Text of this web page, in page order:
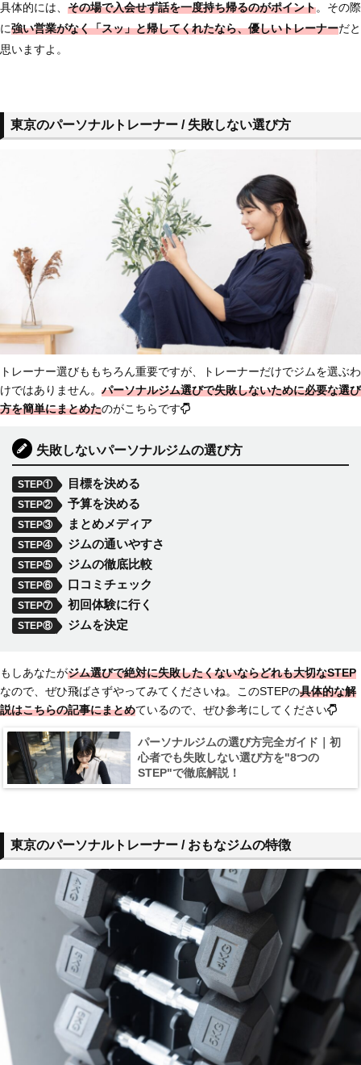
具体的には、 その場で入会せず話を一度持ち帰るのがポイント。その際
に強い営業がなく「スッ」と帰してくれたなら、優しいトレーナーだと
思いますよ。
東京のパーソナルトレーナー / 失敗しない選び方
トレーナー選びももちろん重要ですが、トレーナーだけでジムを選ぶわ
けではありません。 パーソナルジム選びで失敗しないために必要な選び
方を簡単にまとめたのがこちらです
失敗しないパーソナルジムの選び方
STEP① 目標を決める
STEP② 予算を決める
STEP③ まとめメディア
STEP④ ジムの通いやすさ
STEP⑤ ジムの徹底比較
STEP⑥ 口コミチェック
STEP⑦ 初回体験に行く
STEP⑧ ジムを決定
もしあなたがジム選びで絶対に失敗したくないならどれも大切なSTEP
なので、ぜひ飛ばさずやってみてくださいね。このSTEPの具体的な解
説はこちらの記事にまとめているので、ぜひ参考にしてください
パーソナルジムの選び方完全ガイド｜初
心者でも失敗しない選び方を"8つの
STEP"で徹底解説！
東京のパーソナルトレーナー / おもなジムの特徴